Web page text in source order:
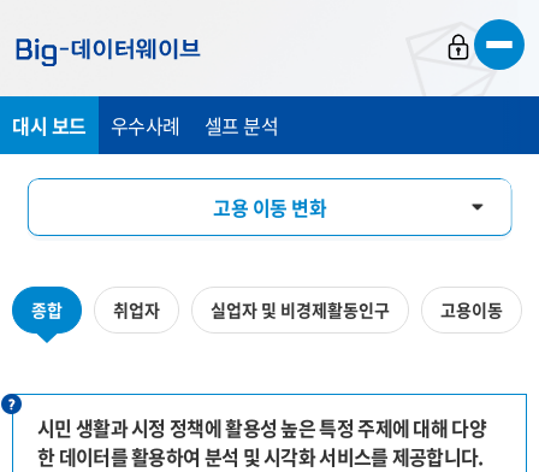
가
가
가
대시 보드 우수사례 셀프 분석
고용 이동 변화
수산물 유통 모니터링
종합 취업자 실업자 및 비경제활동인구 고용이동
시민 생활과 시정 정책에 활용성 높은 특정 주제에 대해 다양
한 데이터를 활용하여 분석 및 시각화 서비스를 제공합니다.